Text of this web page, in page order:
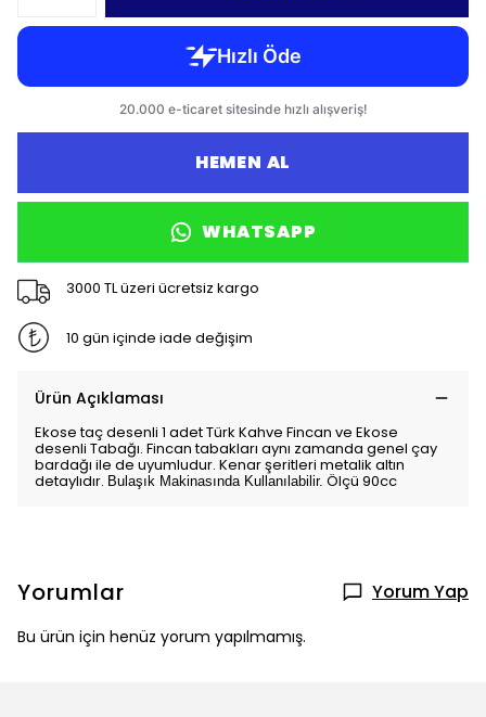
HEMEN AL
WHATSAPP
3000 TL üzeri ücretsiz kargo
10 gün içinde iade değişim
Ürün Açıklaması
Ekose taç desenli 1 adet Türk Kahve Fincan ve Ekose
desenli Tabağı. Fincan tabakları aynı zamanda genel çay
bardağı ile de uyumludur. Kenar şeritleri metalik altın
detaylıdır. Bulaşık Makinasında Kullanılabilir. Ölçü 90cc
Yorumlar Yorum Yap
Bu ürün için henüz yorum yapılmamış.